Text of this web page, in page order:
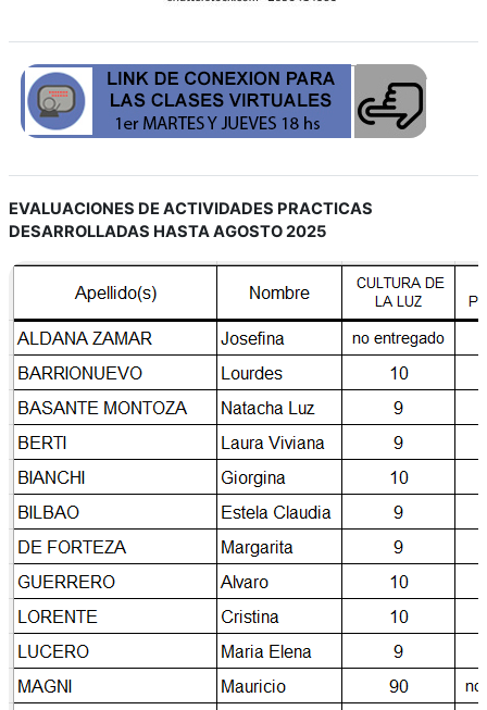
EVALUACIONES DE ACTIVIDADES PRACTICAS
DESARROLLADAS HASTA AGOSTO 2025